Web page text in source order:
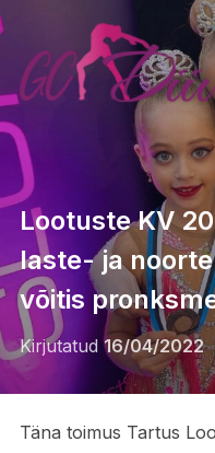
Skip
content
Lootuste KV
laste- ja
võitis
KirjutatudPosted
on
16/04/2022
Täna toimus Tartus